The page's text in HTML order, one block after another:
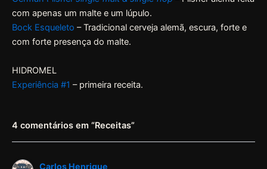
com apenas um malte e um lúpulo.
Bock Esqueleto – Tradicional cerveja alemã, escura, forte e
com forte presença do malte.
HIDROMEL
Experiência #1 – primeira receita.
4 comentários em “Receitas”
Carlos Henrique